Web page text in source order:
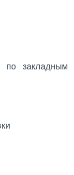
по закладным